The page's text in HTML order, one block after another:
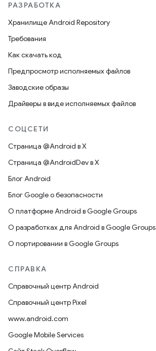
РАЗРАБОТКА
Хранилище Android Repository
Требования
Как скачать код
Предпросмотр исполняемых файлов
Заводские образы
Драйверы в виде исполняемых файлов
СОЦСЕТИ
Страница @Android в X
Страница @AndroidDev в X
Блог Android
Блог Google о безопасности
О платформе Android в Google Groups
О разработках для Android в Google Groups
О портировании в Google Groups
СПРАВКА
Справочный центр Android
Справочный центр Pixel
www.android.com
Google Mobile Services